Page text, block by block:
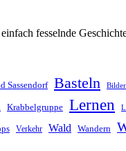
fesselnde
Sassendorf Basteln
Krabbelgruppe Lernen
Verkehr Wald Wandern